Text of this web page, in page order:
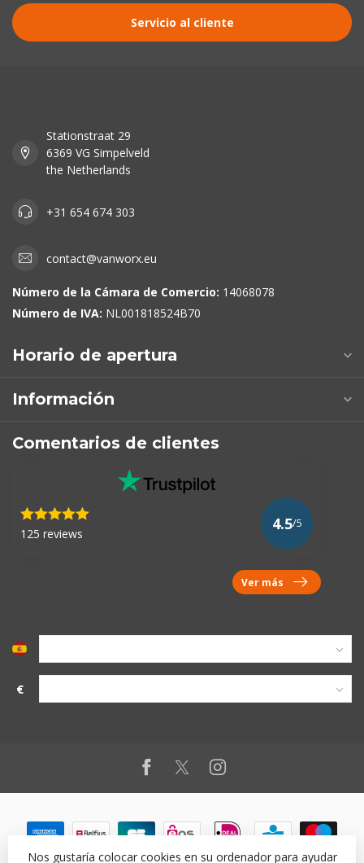
Servicio al cliente
Stationstraat 29
6369 VG Simpelveld
the Netherlands
+31 654 674 303
contact@vanworx.eu
Número de la Cámara de Comercio: 14068078
Número de IVA: NL001818524B70
Horario de apertura
Información
Comentarios de clientes
125 reviews
4.5/5
Ver más
€
Nos gustaría colocar cookies en su ordenador para ayudar